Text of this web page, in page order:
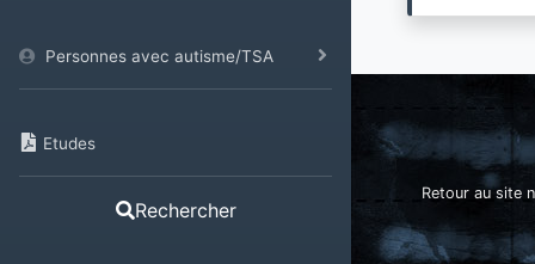
Personnes avec autisme/TSA
Etudes
Rechercher
Retour au site